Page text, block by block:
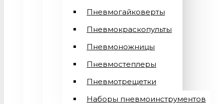
Пневмогайковерты
Пневмокраскопульты
Пневмоножницы
Пневмостеплеры
Пневмотрещетки
Наборы пневмоинструментов